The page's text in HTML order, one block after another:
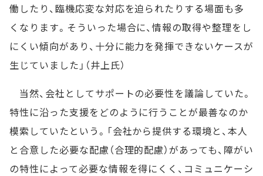
働したり、臨機応変な対応を迫られたりする場面も多
くなります。そういった場合に、情報の取得や整理をし
にくい傾向があり、十分に能力を発揮できないケースが
生じていました」（井上氏）
当然、会社としてサポートの必要性を議論していた。
特性に沿った支援をどのように行うことが最善なのか
模索していたという。「会社から提供する環境と、本人
と合意した必要な配慮（合理的配慮）があっても、障がい
の特性によって必要な情報を得にくく、コミュニケーシ